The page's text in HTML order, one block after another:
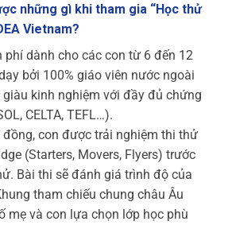
những gì khi tham gia “Học thử
Vietnam?
phí dành cho các con từ 6 đến 12
bởi 100% giáo viên nước ngoài
kinh nghiệm với đầy đủ chứng
CELTA, TEFL…).
con được trải nghiệm thi thử
(Starters, Movers, Flyers) trước
Bài thi sẽ đánh giá trình độ của
tham chiếu chung châu Âu
mẹ và con lựa chọn lớp học phù